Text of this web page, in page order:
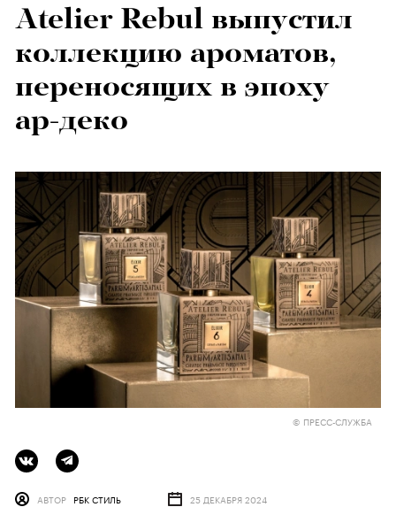
Atelier Rebul выпустил
коллекцию ароматов,
переносящих в эпоху
ар-деко
© ПРЕСС-СЛУЖБА
АВТОР РБК СТИЛЬ 25 ДЕКАБРЯ 2024